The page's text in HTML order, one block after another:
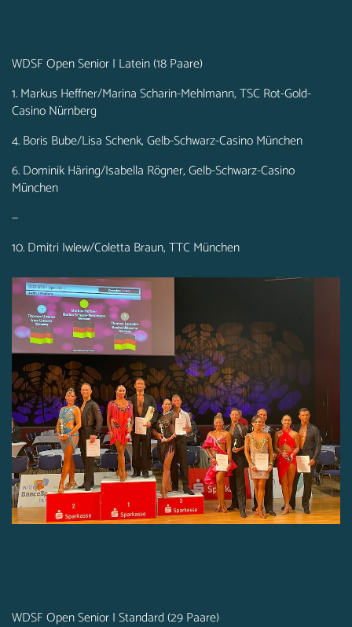
WDSF Open Senior I Latein (18 Paare)
1. Markus Heffner/Marina Scharin-Mehlmann, TSC Rot-Gold-
Casino Nürnberg
4. Boris Bube/Lisa Schenk, Gelb-Schwarz-Casino München
6. Dominik Häring/Isabella Rögner, Gelb-Schwarz-Casino
München
—
10. Dmitri Iwlew/Coletta Braun, TTC München
WDSF Open Senior I Standard (29 Paare)